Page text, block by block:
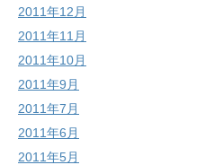
2011年12月
2011年11月
2011年10月
2011年9月
2011年7月
2011年6月
2011年5月